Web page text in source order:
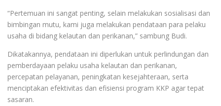
“Pertemuan ini sangat penting, selain melakukan sosialisasi dan
bimbingan mutu, kami juga melakukan pendataan para pelaku
usaha di bidang kelautan dan perikanan,” sambung Budi.
Dikatakannya, pendataan ini diperlukan untuk perlindungan dan
pemberdayaan pelaku usaha kelautan dan perikanan,
percepatan pelayanan, peningkatan kesejahteraan, serta
menciptakan efektivitas dan efisiensi program KKP agar tepat
sasaran.